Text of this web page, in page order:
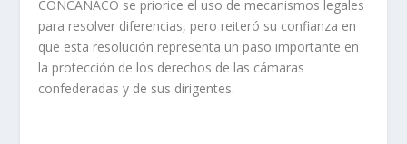
CONCANACO se priorice el uso de mecanismos legales
para resolver diferencias, pero reiteró su confianza en
que esta resolución representa un paso importante en
la protección de los derechos de las cámaras
confederadas y de sus dirigentes.